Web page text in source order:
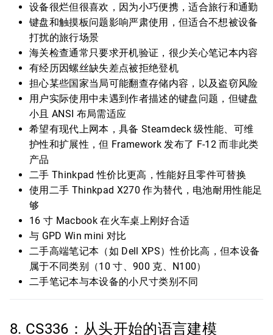
设备很烂但很喜欢，因为小巧便携，适合旅行和通勤
键盘和触摸板问题影响严肃使用，但适合不想被设备
打扰的旅行场景
海关检查通常只要求开机验证，很少关心笔记本内容
有经历因螺丝缺失差点被拒绝登机
担心某些国家当局可能翻查存储内容，以及盗窃风险
用户实际使用中未遇到作者描述的键盘问题，但键盘
小且 ANSI 布局需适应
希望有现代上网本，具备 Steamdeck 级性能、可维
护性和扩展性，但 Framework 发布了 F-12 而非此类
产品
二手 Thinkpad 性价比更高，性能好且零件可替换
使用二手 Thinkpad X270 作为替代，电池耐用性能足
够
16 寸 Macbook 在火车桌上刚好合适
与 GPD Win mini 对比
二手高端笔记本（如 Dell XPS）性价比高，但本设备
属于不同类别（10 寸、900 克、N100）
二手笔记本与本设备的小尺寸类别不同
8. CS336：从头开始的语言建模